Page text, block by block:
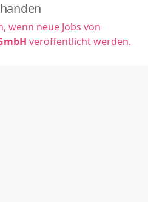
wenn neue Jobs von
veröffentlicht werden.